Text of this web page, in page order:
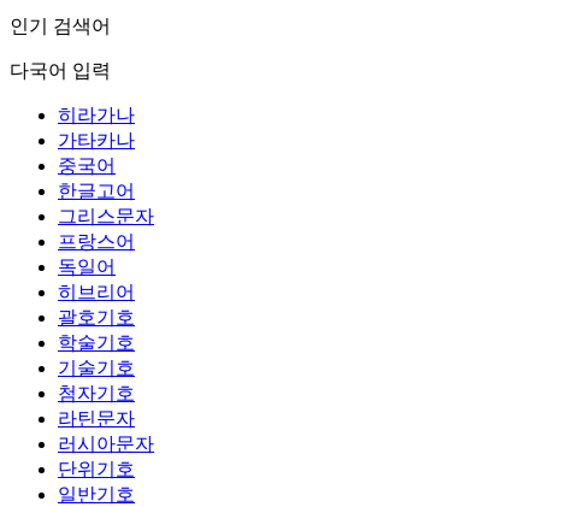
인기 검색어
다국어 입력
히라가나
가타카나
중국어
한글고어
그리스문자
프랑스어
독일어
히브리어
괄호기호
학술기호
기술기호
첨자기호
라틴문자
러시아문자
단위기호
일반기호